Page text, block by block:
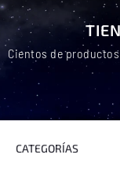
Cientos de
CATEGORÍAS